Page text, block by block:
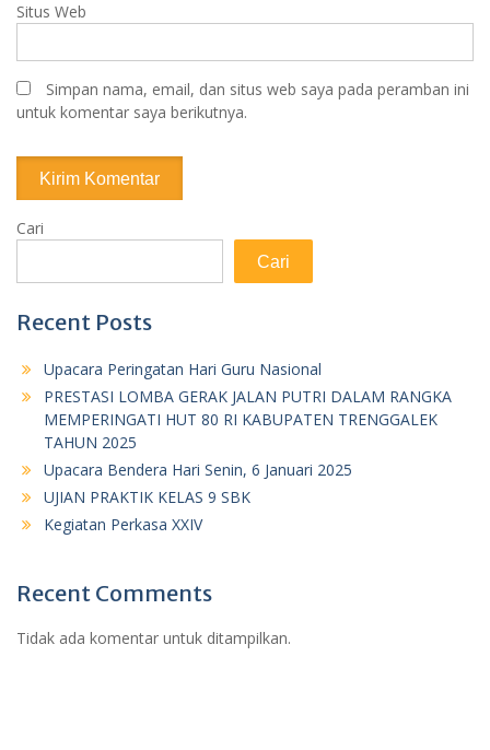
Situs Web
Simpan nama, email, dan situs web saya pada peramban ini
untuk komentar saya berikutnya.
Cari
Cari
Recent Posts
Upacara Peringatan Hari Guru Nasional
PRESTASI LOMBA GERAK JALAN PUTRI DALAM RANGKA
MEMPERINGATI HUT 80 RI KABUPATEN TRENGGALEK
TAHUN 2025
Upacara Bendera Hari Senin, 6 Januari 2025
UJIAN PRAKTIK KELAS 9 SBK
Kegiatan Perkasa XXIV
Recent Comments
Tidak ada komentar untuk ditampilkan.